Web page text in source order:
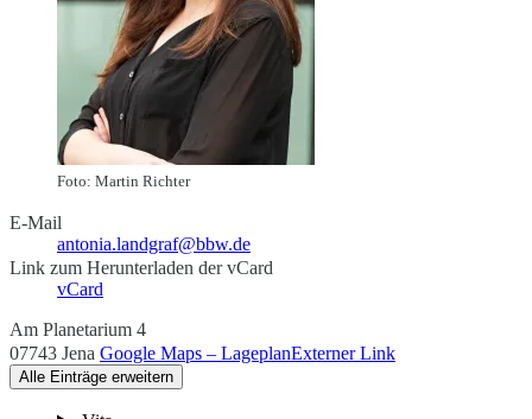
Foto: Martin Richter
E-Mail
antonia.landgraf@bbw.de
Link zum Herunterladen der vCard
vCard
Am Planetarium 4
07743 Jena Google Maps – LageplanExterner Link
Alle Einträge erweitern